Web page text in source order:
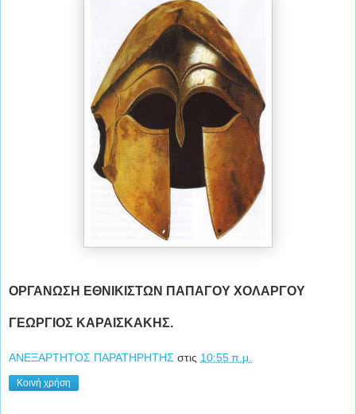
ΟΡΓΑΝΩΣΗ ΕΘΝΙΚΙΣΤΩΝ ΠΑΠΑΓΟΥ ΧΟΛΑΡΓΟΥ
ΓΕΩΡΓΙΟΣ ΚΑΡΑΙΣΚΑΚΗΣ.
ΑΝΕΞΑΡΤΗΤΟΣ ΠΑΡΑΤΗΡΗΤΗΣ στις 10:55 π.μ.
Κοινή χρήση